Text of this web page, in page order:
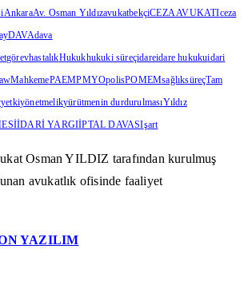
AnkaraAv. Osman YıldızavukatbekçiCEZA AVUKATIceza
DAVAdava
görevhastalıkHukukhukuki süreçidareidare hukukuidari
MahkemePAEMPMYOpolisPOMEMsağlıksüreçTam
yetkiyönetmelikyürütmenin durdurulmasıYıldız
İDARİ YARGIİPTAL DAVASIşart
Osman YILDIZ tarafından kurulmuş
avukatlık ofisinde faaliyet
YAZILIM